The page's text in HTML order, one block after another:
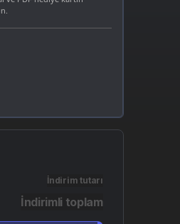
İndirim tutarı
İndirimli toplam